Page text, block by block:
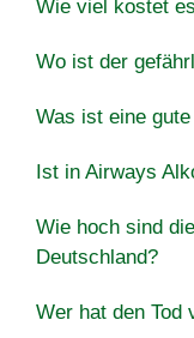
Wie viel kostet
Wo ist der
Was ist eine
Ist in Airways
Wie hoch sind
Deutschland?
Wer hat den Tod